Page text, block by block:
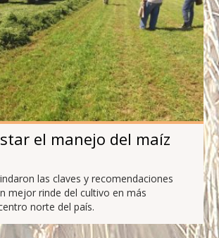
el manejo del maíz
las claves y recomendaciones
mejor rinde del cultivo en más
norte del país.